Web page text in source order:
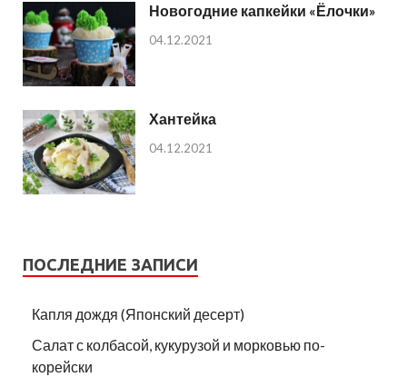
Новогодние капкейки «Ёлочки»
04.12.2021
Хантейка
04.12.2021
ПОСЛЕДНИЕ ЗАПИСИ
Капля дождя (Японский десерт)
Салат с колбасой, кукурузой и морковью по-
корейски